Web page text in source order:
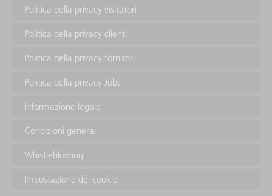
Politica della privacy visitatori
Politica della privacy clienti
Politica della privacy fornitori
Politica della privacy Jobs
Informazione legale
Condizioni generali
Whistleblowing
Impostazione dei cookie